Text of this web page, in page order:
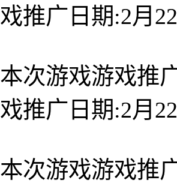
推广日期:2月
本次游戏游戏推
推广日期:2月
本次游戏游戏推